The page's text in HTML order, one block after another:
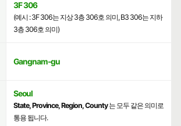
3F 306
(예시 : 3F 306는 지상 3층 306호 의미, B3 306는 지하
3층 306호 의미)
Gangnam-gu
Seoul
State, Province, Region, County는 모두 같은 의미로
통용 됩니다.